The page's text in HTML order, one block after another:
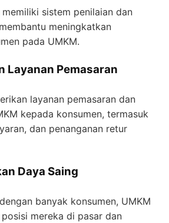
sistem penilaian dan
meningkatkan
pada UMKM.
Layanan Pemasaran
layanan pemasaran dan
kepada konsumen, termasuk
dan penanganan retur
Daya Saing
banyak konsumen, UMKM
mereka di pasar dan